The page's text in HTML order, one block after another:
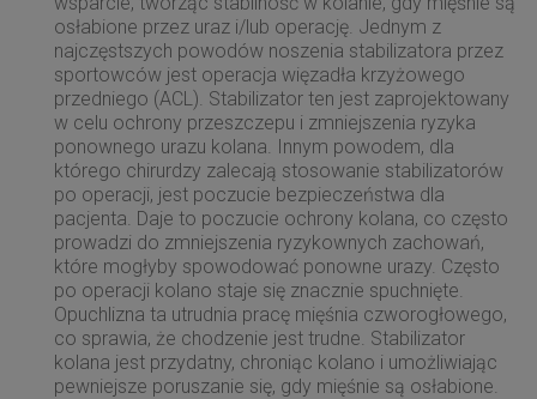
osłabione przez uraz i/lub operację. Jednym z
najczęstszych powodów noszenia stabilizatora przez
sportowców jest operacja więzadła krzyżowego
przedniego (ACL). Stabilizator ten jest zaprojektowany
w celu ochrony przeszczepu i zmniejszenia ryzyka
ponownego urazu kolana. Innym powodem, dla
którego chirurdzy zalecają stosowanie stabilizatorów
po operacji, jest poczucie bezpieczeństwa dla
pacjenta. Daje to poczucie ochrony kolana, co często
prowadzi do zmniejszenia ryzykownych zachowań,
które mogłyby spowodować ponowne urazy. Często
po operacji kolano staje się znacznie spuchnięte.
Opuchlizna ta utrudnia pracę mięśnia czworogłowego,
co sprawia, że chodzenie jest trudne. Stabilizator
kolana jest przydatny, chroniąc kolano i umożliwiając
pewniejsze poruszanie się, gdy mięśnie są osłabione.